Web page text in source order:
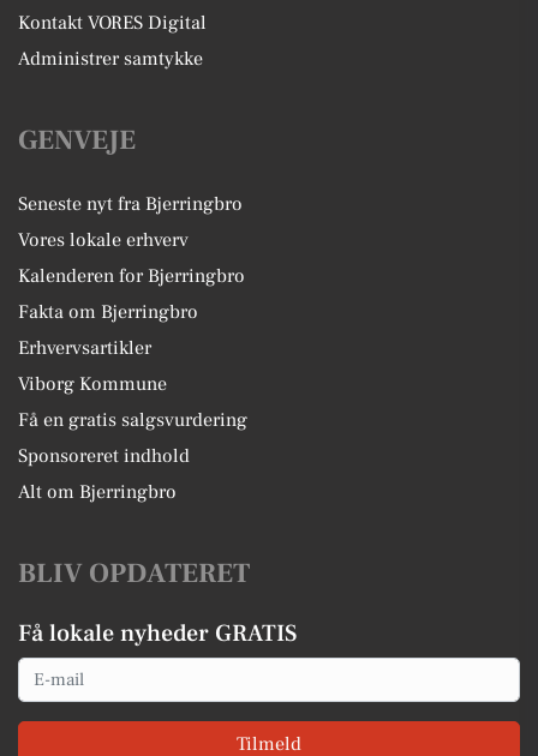
Kontakt VORES Digital
Administrer samtykke
GENVEJE
Seneste nyt fra Bjerringbro
Vores lokale erhverv
Kalenderen for Bjerringbro
Fakta om Bjerringbro
Erhvervsartikler
Viborg Kommune
Få en gratis salgsvurdering
Sponsoreret indhold
Alt om Bjerringbro
BLIV OPDATERET
Få lokale nyheder GRATIS
Email
Tilmeld